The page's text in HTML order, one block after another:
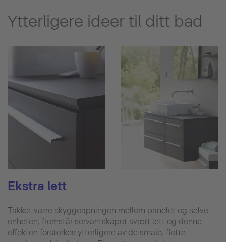
Ytterligere ideer til ditt bad
Ekstra lett
Takket være skyggeåpningen mellom panelet og selve
enheten, fremstår servantskapet svært lett og denne
effekten forsterkes ytterligere av de smale, flotte